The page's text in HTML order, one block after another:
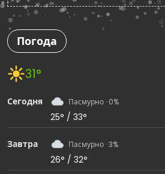
Погода
31°
Сегодня Пасмурно · 0%
25° / 33°
Завтра Пасмурно · 3%
26° / 32°